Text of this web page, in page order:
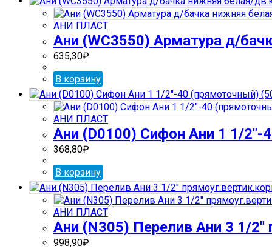
АНИ ПЛАСТ
Ани (WС3550) Арматура д/
635,30₽
В корзину
АНИ ПЛАСТ
Ани (D0100) Сифон Ани 1 1/
368,80₽
В корзину
АНИ ПЛАСТ
Ани (N305) Перелив Ани 3 1/2″
998,90₽